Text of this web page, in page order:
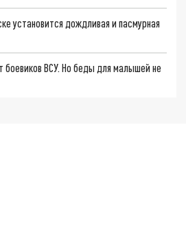
установится дождливая и пасмурная
боевиков ВСУ. Но беды для малышей не